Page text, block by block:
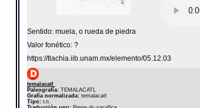
Sentido: muela, o rueda de piedra
Valor fonético: ?
https://tlachia.iib.unam.mx/elemento/05.12.03
temalacatl
Paleografía:TEMALACATL
Grafía normalizada:temalacatl
Tipo:r.n.